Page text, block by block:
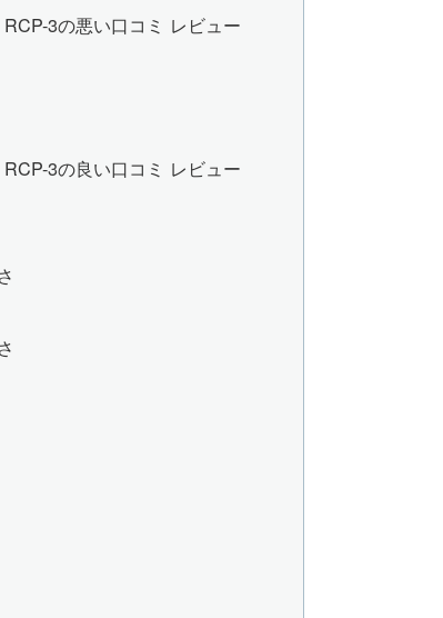
3の悪い口コミ レビュー
3の良い口コミ レビュー